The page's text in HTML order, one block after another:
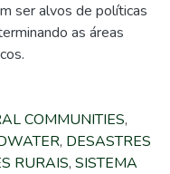
ser alvos de políticas
as áreas
COMMUNITIES,
, DESASTRES
RURAIS, SISTEMA